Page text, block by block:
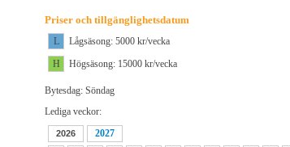
Priser och tillgänglighetsdatum
L
Lågsäsong: 5000 kr/vecka
H
Högsäsong: 15000 kr/vecka
Bytesdag: Söndag
Lediga veckor:
2026
2027